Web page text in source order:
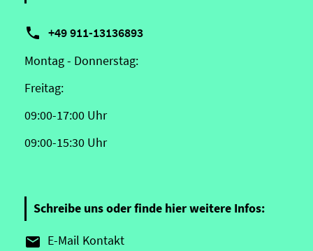
 +49 911-13136893
Montag - Donnerstag:
Freitag:
09:00-17:00 Uhr
09:00-15:30 Uhr
Schreibe uns oder finde hier weitere Infos:
 E-Mail Kontakt